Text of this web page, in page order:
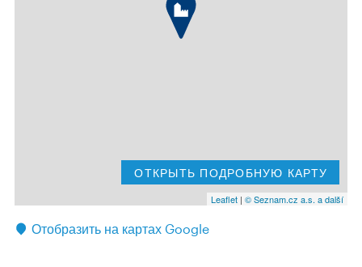
ОТКРЫТЬ ПОДРОБНУЮ КАРТУ
Leaflet | © Seznam.cz a.s. a další
Отобразить на картах Google